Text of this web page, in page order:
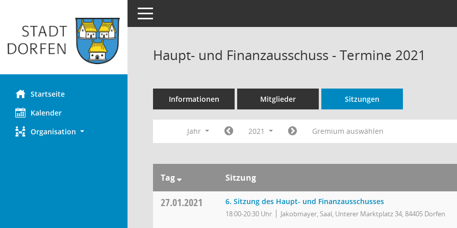
Startseite
Kalender
Organisation
Toggle navigation
Haupt- und Finanzausschuss - Termine 2021
Informationen Mitglieder Sitzungen
Jahr 2021 Gremium auswählen
Tag Sitzung
27.01.2021 6. Sitzung des Haupt- und Finanzausschusses
18:00-20:30 Uhr Jakobmayer, Saal, Unterer Marktplatz 34, 84405 Dorfen